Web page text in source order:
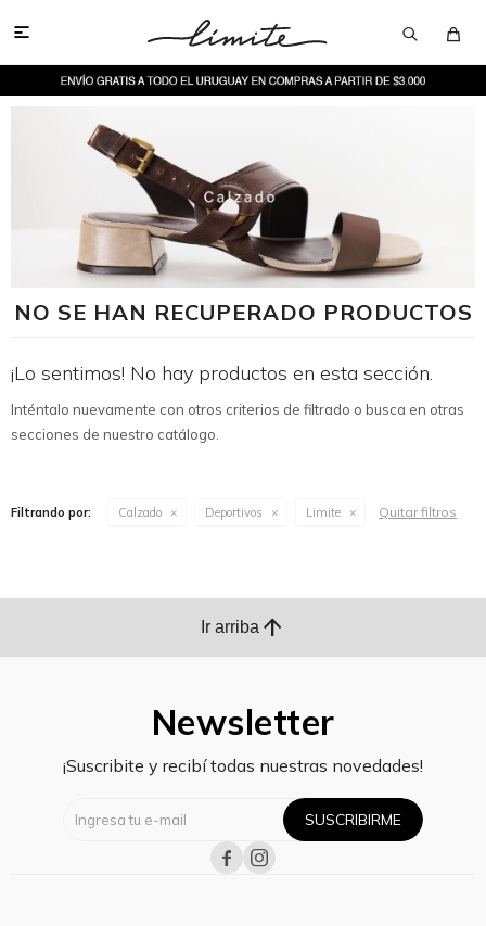

NO SE HAN RECUPERADO PRODUCTOS
¡Lo sentimos! No hay productos en esta sección.
Inténtalo nuevamente con otros criterios de filtrado o busca en otras
secciones de nuestro catálogo.
Filtrando por: Calzado Deportivos Limite Quitar filtros
Ir arriba arrow_upward
Newsletter
¡Suscribite y recibí todas nuestras novedades!
SUSCRIBIRME
 